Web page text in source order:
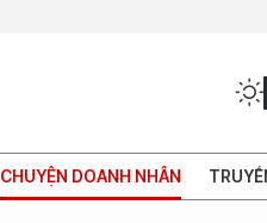
CHUYỆN DOANH NHÂN